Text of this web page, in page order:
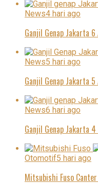
News4 hari ago
Ganjil Genap Jakarta
News5 hari ago
Ganjil Genap Jakarta
News6 hari ago
Ganjil Genap Jakarta
Otomotif5 hari ago
Mitsubishi Fuso